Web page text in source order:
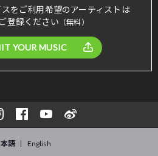
をご利用希望のアーティストは
登録ください （無料）
YOUR MUSIC
語 English